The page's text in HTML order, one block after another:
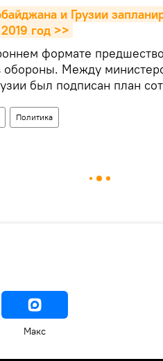
и Грузии
год >>
формате
обороны. Между
был подписан план
Политика
Макс